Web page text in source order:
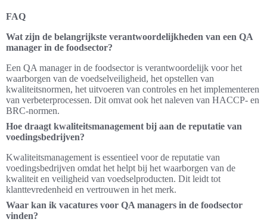
FAQ
Wat zijn de belangrijkste verantwoordelijkheden van een QA
manager in de foodsector?
Een QA manager in de foodsector is verantwoordelijk voor het
waarborgen van de voedselveiligheid, het opstellen van
kwaliteitsnormen, het uitvoeren van controles en het implementeren
van verbeterprocessen. Dit omvat ook het naleven van HACCP- en
BRC-normen.
Hoe draagt kwaliteitsmanagement bij aan de reputatie van
voedingsbedrijven?
Kwaliteitsmanagement is essentieel voor de reputatie van
voedingsbedrijven omdat het helpt bij het waarborgen van de
kwaliteit en veiligheid van voedselproducten. Dit leidt tot
klanttevredenheid en vertrouwen in het merk.
Waar kan ik vacatures voor QA managers in de foodsector
vinden?